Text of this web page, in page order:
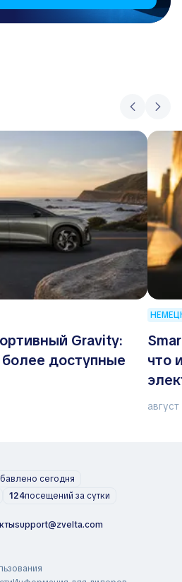
Gravity:
доступные
что
сегодня
124посещений за сутки
support@zvelta.com